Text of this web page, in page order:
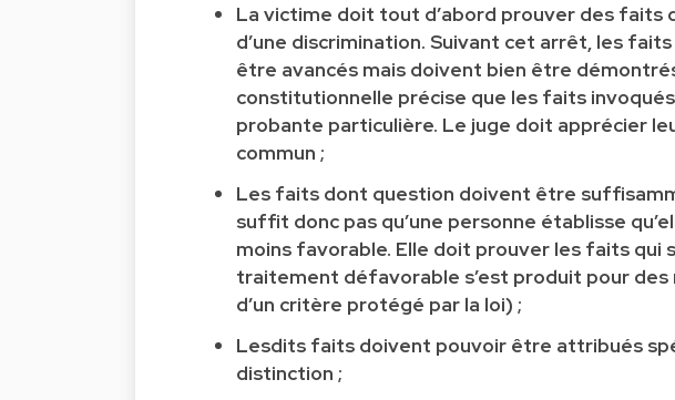
La victime doit tout d’abord prouver des faits
d’une discrimination. Suivant cet arrêt, les
être avancés mais doivent bien être
constitutionnelle précise que les faits
probante particulière. Le juge doit apprécier
commun ;
Les faits dont question doivent être
suffit donc pas qu’une personne établisse
moins favorable. Elle doit prouver les faits qui
traitement défavorable s’est produit pour des
d’un critère protégé par la loi) ;
Lesdits faits doivent pouvoir être attribués
distinction ;